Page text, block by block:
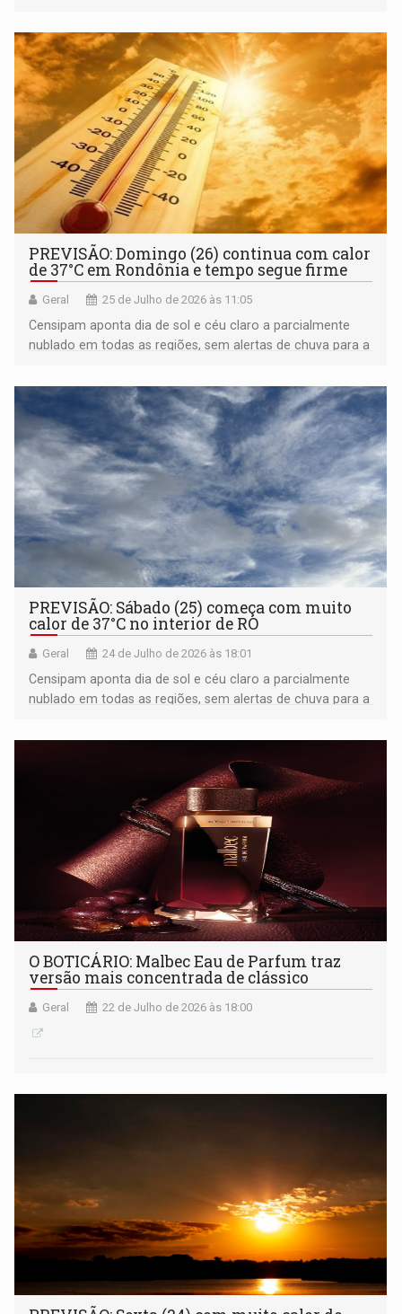
PREVISÃO: Domingo (26) continua com calor
de 37°C em Rondônia e tempo segue firme
Geral 25 de Julho de 2026 às 11:05
Censipam aponta dia de sol e céu claro a parcialmente
nublado em todas as regiões, sem alertas de chuva para a
PREVISÃO: Sábado (25) começa com muito
calor de 37°C no interior de RO
Geral 24 de Julho de 2026 às 18:01
Censipam aponta dia de sol e céu claro a parcialmente
nublado em todas as regiões, sem alertas de chuva para a
O BOTICÁRIO: Malbec Eau de Parfum traz
versão mais concentrada de clássico
Geral 22 de Julho de 2026 às 18:00